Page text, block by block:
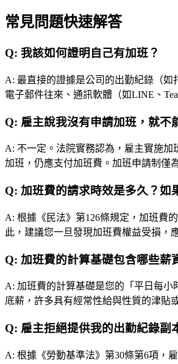
常見問題快速解答
Q: 我該如何證明自己有加班？
A: 最直接的證據是公司的出勤紀錄（
電子郵件往來、通訊軟體（如LINE、
Q: 雇主說我沒有申請加班，就不
A: 不一定。法院實務認為，雇主實施
加班，仍應支付加班費。加班申請制僅
Q: 加班費的請求時效是多久？如
A: 根據《民法》第126條規定，加班費
此，建議您一旦發現加班費權益受損，
Q: 加班費的計算基礎包含哪些薪
A: 加班費的計算基礎是您的「平日每
底薪，許多具有經常性給與性質的津貼
Q: 雇主拒絕提供我的出勤紀錄副
A: 根據《勞動基準法》第30條第6項，